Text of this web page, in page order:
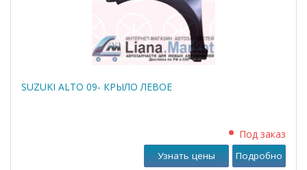
SUZUKI ALTO 09- КРЫЛО ЛЕВОЕ
Под заказ
Узнать цены Подробно